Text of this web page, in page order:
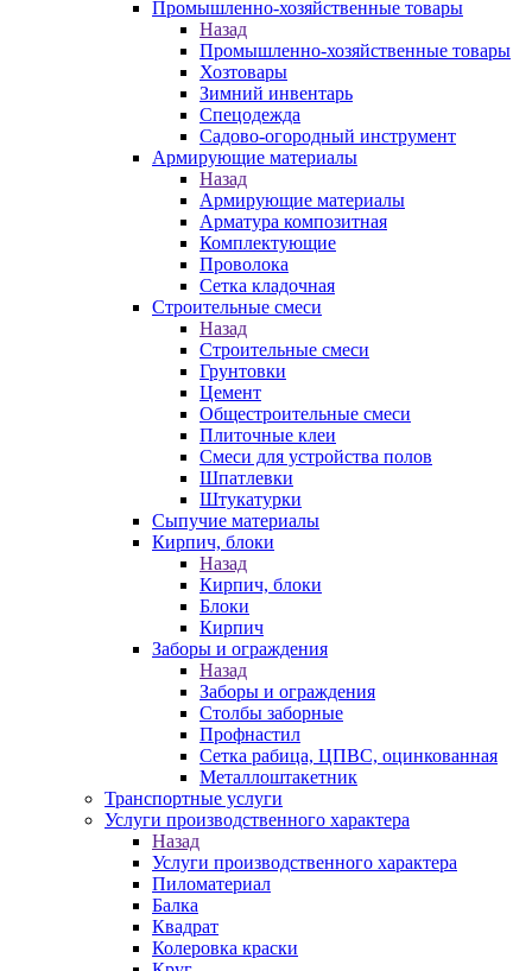
Промышленно-хозяйственные товары
Назад
Промышленно-хозяйственные товары
Хозтовары
Зимний инвентарь
Спецодежда
Садово-огородный инструмент
Армирующие материалы
Назад
Армирующие материалы
Арматура композитная
Комплектующие
Проволока
Сетка кладочная
Строительные смеси
Назад
Строительные смеси
Грунтовки
Цемент
Общестроительные смеси
Плиточные клеи
Смеси для устройства полов
Шпатлевки
Штукатурки
Сыпучие материалы
Кирпич, блоки
Назад
Кирпич, блоки
Блоки
Кирпич
Заборы и ограждения
Назад
Заборы и ограждения
Столбы заборные
Профнастил
Сетка рабица, ЦПВС, оцинкованная
Металлоштакетник
Транспортные услуги
Услуги производственного характера
Назад
Услуги производственного характера
Пиломатериал
Балка
Квадрат
Колеровка краски